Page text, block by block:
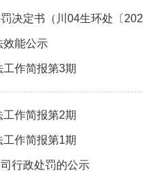
决定书（川04生环处〔
效能公示
作简报第3期
作简报第2期
作简报第1期
行政处罚的公示